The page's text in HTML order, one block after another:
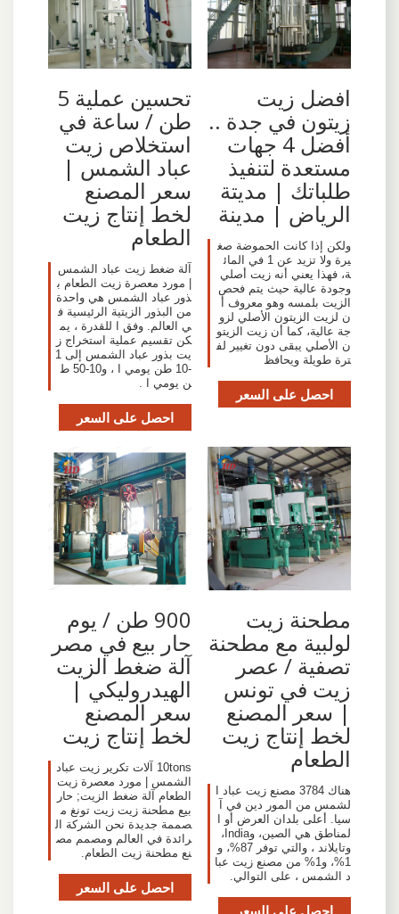
افضل زيت
زيتون في جدة ..
أفضل 4 جهات
مستعدة لتنفيذ
طلباتك | مديتة
الرياض | مدينة
ولكن إذا كانت الحموضة صغ
يرة ولا تزيد عن 1 في المائ
ة، فهذا يعني أنه زيت أصلي
وجودة عالية حيث يتم فحص
الزيت بلمسه وهو معروف أ
ن لزيت الزيتون الأصلي لزو
جة عالية، كما أن زيت الزيتو
ن الأصلي يبقى دون تغيير لف
ترة طويلة ويحافظ
احصل على السعر
تحسين عملية 5
طن / ساعة في
استخلاص زيت
عباد الشمس |
سعر المصنع
لخط إنتاج زيت
الطعام
آلة ضغط زيت عباد الشمس
| مورد معصرة زيت الطعام ب
ذور عباد الشمس هي واحدة
من البذور الزيتية الرئيسية ف
ي العالم. وفق ا للقدرة ، يم
كن تقسيم عملية استخراج ز
يت بذور عباد الشمس إلى 1
-10 طن يومي ا ، و10-50 ط
ن يومي ا .
احصل على السعر
مطحنة زيت
لولبية مع مطحنة
تصفية / عصر
زيت في تونس
| سعر المصنع
لخط إنتاج زيت
الطعام
هناك 3784 مصنع زيت عباد ا
لشمس من المور دين في آ
سيا. أعلى بلدان العرض أو ا
لمناطق هي الصين، وIndia،
وتايلاند ، والتي توفر 87%، و
1%، و1% من مصنع زيت عبا
د الشمس ، على التوالي.
احصل على السعر
900 طن / يوم
حار بيع في مصر
آلة ضغط الزيت
الهيدروليكي |
سعر المصنع
لخط إنتاج زيت
10tons آلات تكرير زيت عباد
الشمس | مورد معصرة زيت
الطعام آلة ضغط الزيت; حار
بيع مطحنة زيت زيت تونغ م
صممة جديدة نحن الشركة ال
رائدة في العالم ومصمم مص
نع مطحنة زيت الطعام.
احصل على السعر